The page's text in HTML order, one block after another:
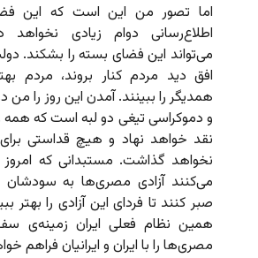
اما تصور من این است که این
اطلاع‌رسانی دوام زیادی
می‌تواند این فضای بسته را بشکند.
افق دید مردم کنار بروند، مردم
همدیگر را ببینند. آمدن این روز را من
و دموکراسی تیغی دو لبه است که همه
نقد خواهد نهاد و هیچ قداستی
نخواهد گذاشت. مستبدانی که امروز
می‌کنند آزادی مصری‌ها به سودشان
صبر کنند تا فردای این آزادی را بهتر
همین نظام فعلی ایران زمینه‌ی
مصری‌ها را با ایران و ایرانیان فراهم